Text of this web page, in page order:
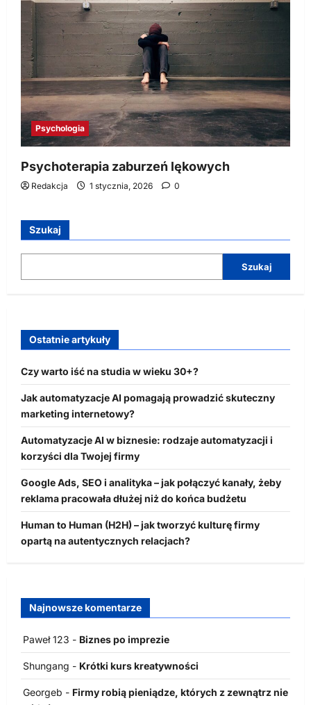
Psychologia
Psychoterapia zaburzeń lękowych
Redakcja 1 stycznia, 2026 0
Szukaj
Szukaj
Ostatnie artykuły
Czy warto iść na studia w wieku 30+?
Jak automatyzacje AI pomagają prowadzić skuteczny
marketing internetowy?
Automatyzacje AI w biznesie: rodzaje automatyzacji i
korzyści dla Twojej firmy
Google Ads, SEO i analityka – jak połączyć kanały, żeby
reklama pracowała dłużej niż do końca budżetu
Human to Human (H2H) – jak tworzyć kulturę firmy
opartą na autentycznych relacjach?
Najnowsze komentarze
Paweł 123 - Biznes po imprezie
Shungang - Krótki kurs kreatywności
Georgeb - Firmy robią pieniądze, których z zewnątrz nie